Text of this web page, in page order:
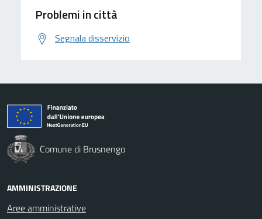
Problemi in città
Segnala disservizio
Comune di Brusnengo
AMMINISTRAZIONE
Aree amministrative